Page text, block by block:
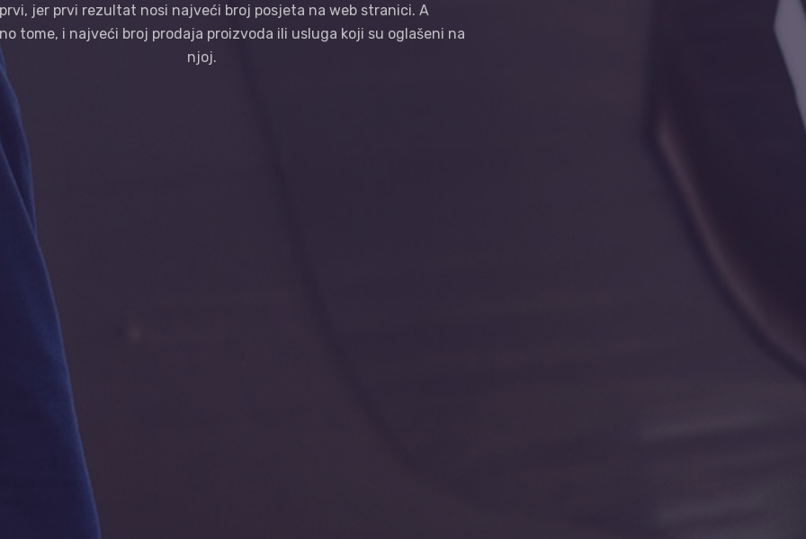
jer prvi rezultat nosi najveći broj posjeta na web stranici. A
tome, i najveći broj prodaja proizvoda ili usluga koji su oglašeni na
njoj.